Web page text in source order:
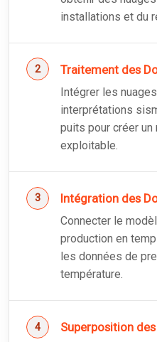
installations et du
Traitement des
Intégrer les
interprétations
puits pour créer
exploitable.
Intégration des
Connecter le
production en
les données de
température.
Superposition